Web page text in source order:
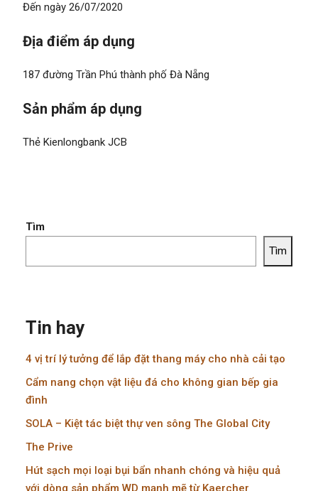
Đến ngày 26/07/2020
Địa điểm áp dụng
187 đường Trần Phú thành phố Đà Nẵng
Sản phẩm áp dụng
Thẻ Kienlongbank JCB
Tìm
Tìm
Tin hay
4 vị trí lý tưởng để lắp đặt thang máy cho nhà cải tạo
Cẩm nang chọn vật liệu đá cho không gian bếp gia
đình
SOLA – Kiệt tác biệt thự ven sông The Global City
The Prive
Hút sạch mọi loại bụi bẩn nhanh chóng và hiệu quả
với dòng sản phẩm WD mạnh mẽ từ Kaercher